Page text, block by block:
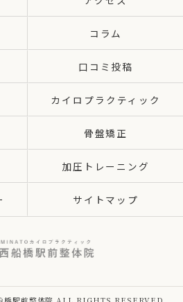
コラム
口コミ投稿
カイロプラクティック
骨盤矯正
加圧トレーニング
サイトマップ